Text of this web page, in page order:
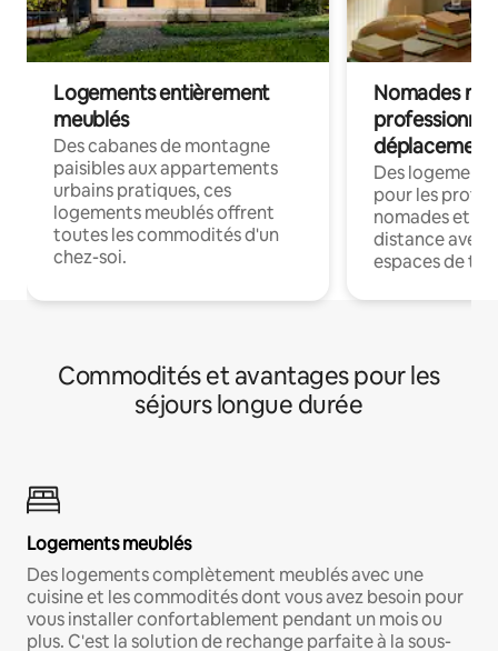
Logements entièrement
meublés
Des cabanes de montagne
paisibles aux appartements
urbains pratiques, ces
logements meublés offrent
toutes les commodités d'un
chez-soi.
Nomades
déplacement
Des
pour les
nomades et
distance avec
espaces de
Commodités et avantages pour les
séjours longue durée
Logements meublés
Des logements complètement meublés avec une
cuisine et les commodités dont vous avez besoin pour
vous installer confortablement pendant un mois ou
plus. C'est la solution de rechange parfaite à la sous-